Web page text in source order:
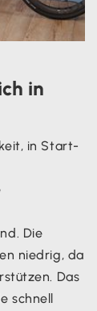
in
in Start-
Die
niedrig, da
Das
schnell